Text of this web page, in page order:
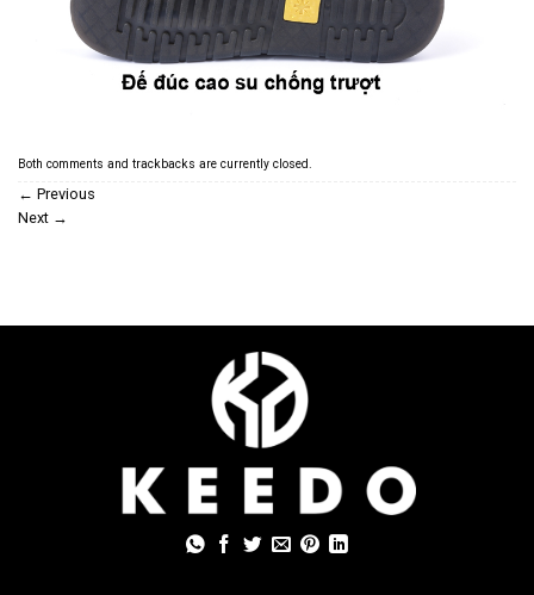
Both comments and trackbacks are currently closed.
← Previous
Next →